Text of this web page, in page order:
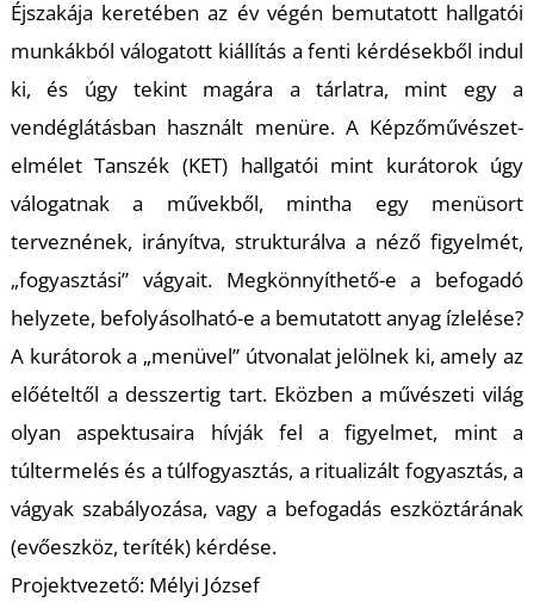
Éjszakája keretében az év végén bemutatott hallgatói
munkákból válogatott kiállítás a fenti kérdésekből indul
ki, és úgy tekint magára a tárlatra, mint egy a
vendéglátásban használt menüre. A Képzőművészet-
elmélet Tanszék (KET) hallgatói mint kurátorok úgy
válogatnak a művekből, mintha egy menüsort
terveznének, irányítva, strukturálva a néző figyelmét,
„fogyasztási” vágyait. Megkönnyíthető-e a befogadó
helyzete, befolyásolható-e a bemutatott anyag ízlelése?
A kurátorok a „menüvel” útvonalat jelölnek ki, amely az
előételtől a desszertig tart. Eközben a művészeti világ
olyan aspektusaira hívják fel a figyelmet, mint a
túltermelés és a túlfogyasztás, a ritualizált fogyasztás, a
vágyak szabályozása, vagy a befogadás eszköztárának
(evőeszköz, teríték) kérdése.
Projektvezető: Mélyi József